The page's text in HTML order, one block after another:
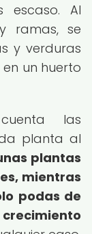
escaso. Al
ramas, se
y verduras
un huerto
las
planta al
plantas
mientras
podas de